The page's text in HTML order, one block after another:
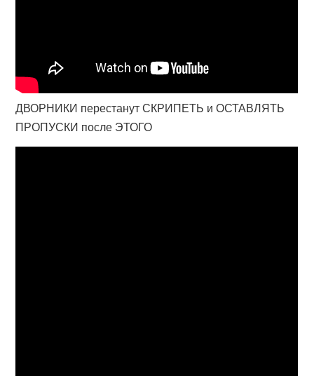
ДВОРНИКИ перестанут СКРИПЕТЬ и ОСТАВЛЯТЬ
ПРОПУСКИ после ЭТОГО